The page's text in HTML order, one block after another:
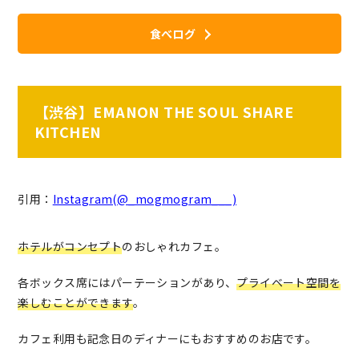
食べログ
【渋谷】EMANON THE SOUL SHARE
KITCHEN
引用： Instagram(@_mogmogram___)
ホテルがコンセプトのおしゃれカフェ。
各ボックス席にはパーテーションがあり、プライベート空間を
楽しむことができます。
カフェ利用も記念日のディナーにもおすすめのお店です。